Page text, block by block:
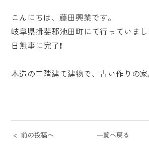
こんにちは、藤田興業です。
岐阜県揖斐郡池田町にて行っていま
日無事に完了❗️
木造の二階建て建物で、古い作りの家
前の投稿へ 一覧へ戻る